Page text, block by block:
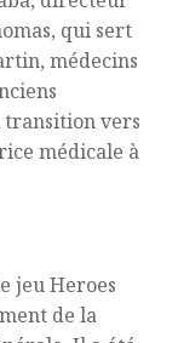
qui sert
médecins
vers
médicale à
jeu Heroes
de la